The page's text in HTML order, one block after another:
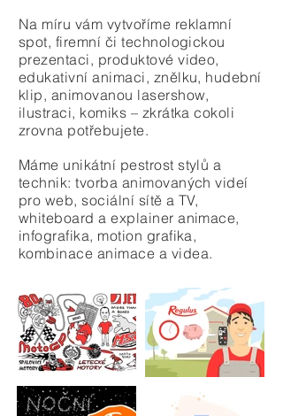
Na míru vám vytvoříme reklamní
spot, firemní či technologickou
prezentaci, produktové video,
edukativní animaci, znělku, hudební
klip, animovanou lasershow,
ilustraci, komiks – zkrátka cokoli
zrovna potřebujete.
Máme unikátní pestrost stylů a
technik: tvorba animovaných videí
pro web, sociální sítě a TV,
whiteboard a explainer animace,
infografika, motion grafika,
kombinace animace a videa.